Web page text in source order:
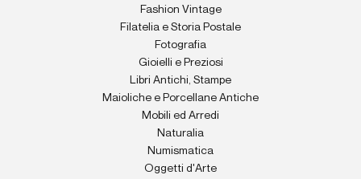
Fashion Vintage
Filatelia e Storia Postale
Fotografia
Gioielli e Preziosi
Libri Antichi, Stampe
Maioliche e Porcellane Antiche
Mobili ed Arredi
Naturalia
Numismatica
Oggetti d'Arte